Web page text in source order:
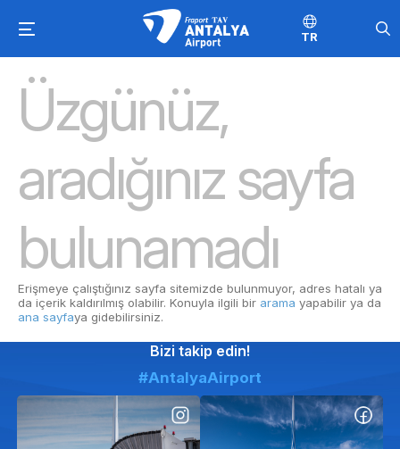
TR
Üzgünüz,
aradığınız sayfa
bulunamadı
Erişmeye çalıştığınız sayfa sitemizde bulunmuyor, adres hatalı ya
da içerik kaldırılmış olabilir. Konuyla ilgili bir arama yapabilir ya da
ana sayfaya gidebilirsiniz.
Bizi takip edin!
#AntalyaAirport